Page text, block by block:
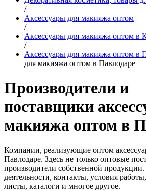
/
Аксессуары для макияжа оптом
/
Аксессуары для макияжа оптом в
/
Аксессуары для макияжа оптом в
для макияжа оптом в Павлодаре
Производители и
поставщики
макияжа оптом в
Компании, реализующие оптом
Павлодаре. Здесь не только оптовые
производители собственной
деятельности, контакты, условия
листы, каталоги и многое другое.